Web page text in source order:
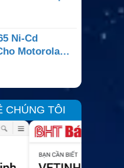
APX7000,
Ni-Cd
Motorola
IV, Minitor Và
Thích
CHÚNG TÔI